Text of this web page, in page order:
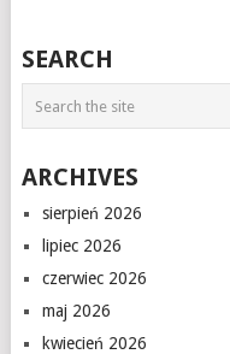
SEARCH
ARCHIVES
sierpień 2026
lipiec 2026
czerwiec 2026
maj 2026
kwiecień 2026